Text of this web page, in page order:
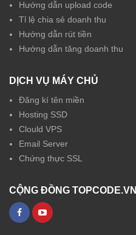
Hướng dẫn upload code
Tỉ lệ chia sẻ doanh thu
Hướng dẫn rút tiền
Hướng dẫn tăng doanh thu
DỊCH VỤ MÁY CHỦ
Đăng kí tên miền
Hosting SSD
Clould VPS
Email Server
Chứng thực SSL
CỘNG ĐỒNG TOPCODE.VN